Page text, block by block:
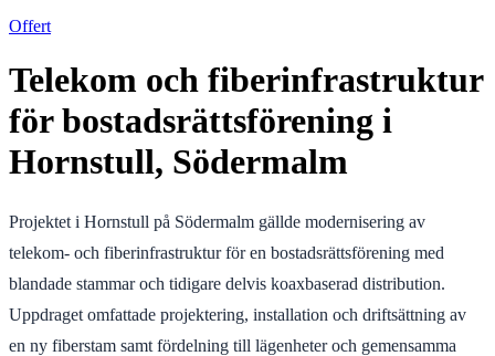
Offert
Telekom och fiberinfrastruktur
för bostadsrättsförening i
Hornstull, Södermalm
Projektet i Hornstull på Södermalm gällde modernisering av
telekom- och fiberinfrastruktur för en bostadsrättsförening med
blandade stammar och tidigare delvis koaxbaserad distribution.
Uppdraget omfattade projektering, installation och driftsättning av
en ny fiberstam samt fördelning till lägenheter och gemensamma